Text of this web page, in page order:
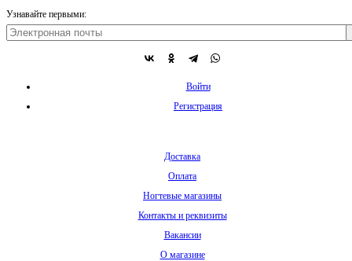
Узнавайте первыми:
Войти
Регистрация
Доставка
Оплата
Ногтевые магазины
Контакты и реквизиты
Вакансии
О магазине